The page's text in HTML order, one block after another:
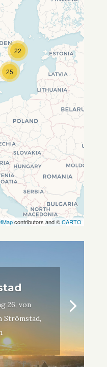
geladen …
nachdem
geladen
Dateien.
22
25
contributors and ©CARTO
26, von
Strömstad,